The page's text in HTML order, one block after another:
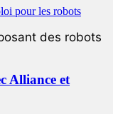
des robots
Alliance et